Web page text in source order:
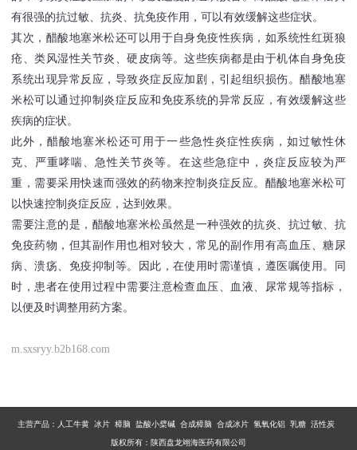
有很强的抗过敏、抗炎、抗免疫作用，可以有效缓解这些症状。
其次，醋酸地塞米松还可以用于自身免疫性疾病，如系统性红斑狼
疮、类风湿性关节炎、硬皮病等。这些疾病都是由于机体自身免疫
系统出现异常反应，导致炎症反应加剧，引起组织损伤。醋酸地塞
米松可以通过抑制炎症反应和免疫系统的异常反应，有效缓解这些
疾病的症状。
此外，醋酸地塞米松还可用于一些急性炎症性疾病，如过敏性休
克、严重哮喘、急性关节炎等。在这些急症中，炎症反应较为严
重，需要采用快速而强效的药物来控制炎症反应。醋酸地塞米松可
以快速控制炎症反应，达到效果。
需要注意的是，醋酸地塞米松虽然是一种强效的抗炎、抗过敏、抗
免疫药物，但其副作用也相对较大，常见的副作用有高血压、糖尿
病、溃疡、免疫抑制等。因此，在使用时需谨慎，遵医嘱使用。同
时，患者在使用过程中需要注意检查血压、血液、尿常规等指标，
以便及时调整用药方案。
m.sxsryy.b2b168.com
主营产品： 人工牛黄 冰片 樟脑 盐酸小檗碱 合成樟脑 合成冰片 氢氧化铝 乳糖 活性炭
版权所有：陕西盘龙翊海医药有限公司